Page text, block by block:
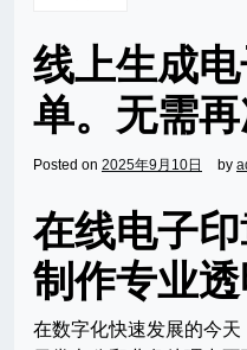
线上生成
单。无需
Posted on 2025年9月10日 by
在线电子
制作专业
在数字化快速发展的今天